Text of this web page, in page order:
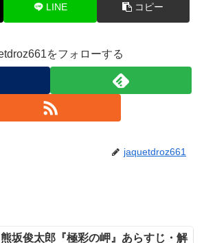
LINE コピー
をフォローする
jaquetdroz661
熊坂俊太郎『極彩の岬』あらすじ・解